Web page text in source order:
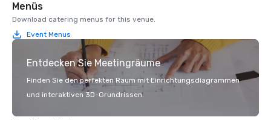
Menüs
Download catering menus for this venue.
Event Menus
Entdecken Sie Meetingräume
Finden Sie den perfekten Raum mit Einrichtungsdiagrammen
und interaktiven 3D-Grundrissen.